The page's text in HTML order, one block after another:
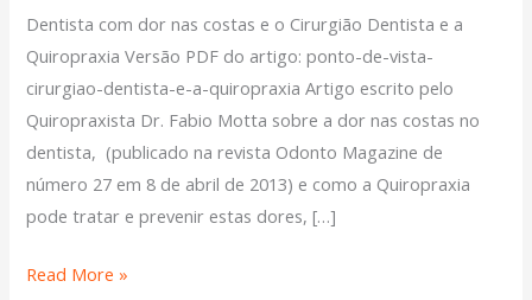
Dentista com dor nas costas e o Cirurgião Dentista e a
Quiropraxia Versão PDF do artigo: ponto-de-vista-
cirurgiao-dentista-e-a-quiropraxia Artigo escrito pelo
Quiropraxista Dr. Fabio Motta sobre a dor nas costas no
dentista, (publicado na revista Odonto Magazine de
número 27 em 8 de abril de 2013) e como a Quiropraxia
pode tratar e prevenir estas dores, […]
Read More »